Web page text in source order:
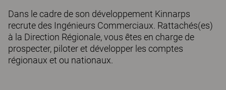
Dans le cadre de son développement Kinnarps
recrute des Ingénieurs Commerciaux. Rattachés(es)
à la Direction Régionale, vous êtes en charge de
prospecter, piloter et développer les comptes
régionaux et ou nationaux.